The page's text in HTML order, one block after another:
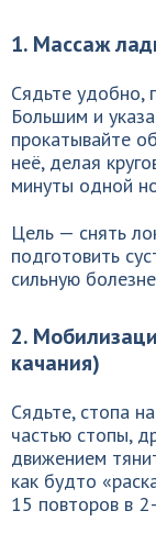
1. Массаж
Сядьте удобно,
Большим и
прокатывайте
неё, делая
минуты одной
Цель — снять
подготовить
сильную
2.
качания)
Сядьте, стопа
частью стопы,
движением
как будто
15 повторов в